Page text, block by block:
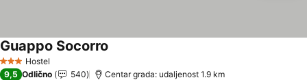
3 Zvezdice
Hostel
Guappo Socorro
9,5 Odlično 540 Centar grada: udaljenost 1.9 km